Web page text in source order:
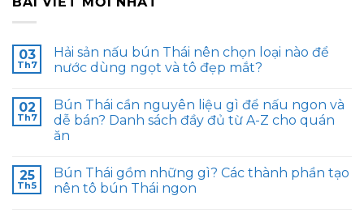
03
Th7
Hải sản nấu bún Thái nên chọn loại nào để
nước dùng ngọt và tô đẹp mắt?
02
Th7
Bún Thái cần nguyên liệu gì để nấu ngon và
dễ bán? Danh sách đầy đủ từ A-Z cho quán
ăn
25
Th5
Bún Thái gồm những gì? Các thành phần tạo
nên tô bún Thái ngon